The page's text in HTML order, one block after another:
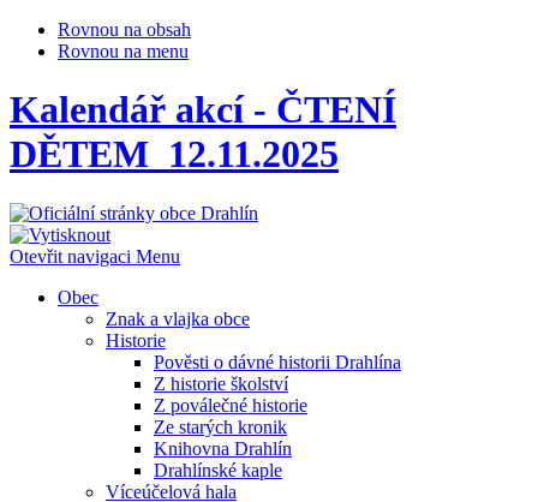
Rovnou na obsah
Rovnou na menu
Kalendář akcí - ČTENÍ
DĚTEM_12.11.2025
Otevřit navigaci Menu
Obec
Znak a vlajka obce
Historie
Pověsti o dávné historii Drahlína
Z historie školství
Z poválečné historie
Ze starých kronik
Knihovna Drahlín
Drahlínské kaple
Víceúčelová hala